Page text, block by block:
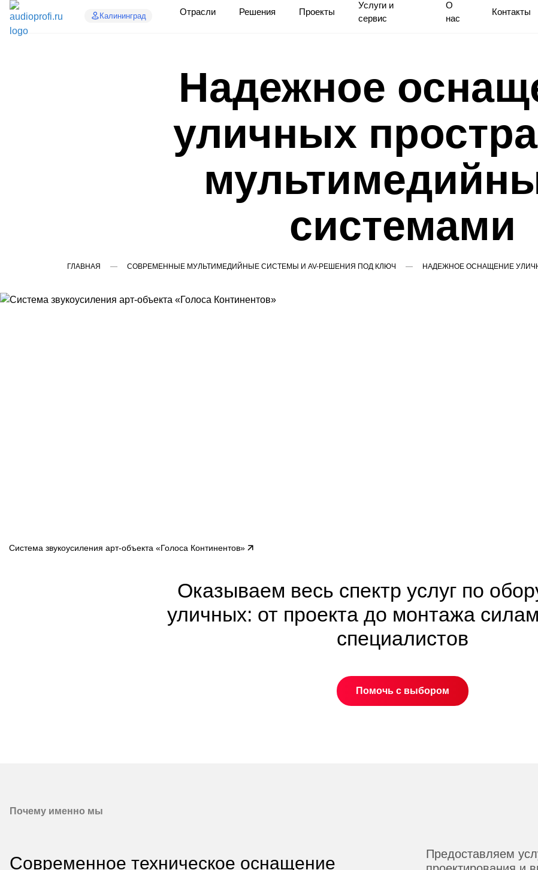
Калининград Отрасли Решения Проекты
Услуги и
сервис
О
нас
Контакты
Надежное
уличных
системами
ГЛАВНАЯ СОВРЕМЕННЫЕ МУЛЬТИМЕДИЙНЫЕ СИСТЕМЫ И AV-РЕШЕНИЯ ПОД КЛЮЧ НАДЕЖНОЕ ОСНАЩЕНИЕ
Система звукоусиления арт-объекта «Голоса Континентов»
Оказываем весь спектр услуг по
уличных: от проекта до монтажа
специалистов
Помочь с выбором
Почему именно мы
Современное техническое оснащение
Предоставляем